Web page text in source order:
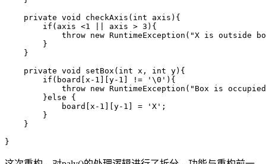
private void checkAxis ( int axis ){
if ( axis <1 axis > 3 ){
throw new RuntimeException ( "X is outside
}
}
private void setBox ( int x , int y){
if ( board x - 1 y- 1 != '\0' ){
throw new RuntimeException ( "Box is
}else
{
board
x - 1 y- 1 = 'X' ;
}
}
}